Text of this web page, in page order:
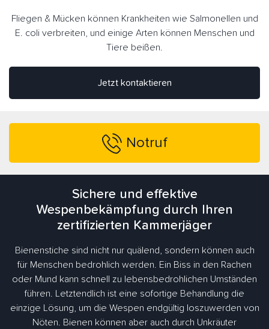
Jetzt kontaktieren
Fliegen & Mücken können Krankheiten wie Salmonellen und
E. coli verbreiten, und einige Arten können Menschen und
Tiere beißen.
Notruf
Sichere und effektive
Wespenbekämpfung durch Ihren
zertifizierten Kammerjäger
Bienenstiche sind nicht nur quälend, sondern können auch
für Menschen bedrohlich werden. Ein Biss in den Rachen
oder Mund kann schnell zu lebensbedrohlichen Umständen
führen. Letztendlich ist eine sofortige Behandlung die
einzige Lösung, um die Wespen endgültig loszuwerden von
Nöten. Bienen können aber auch durch Unkräuter